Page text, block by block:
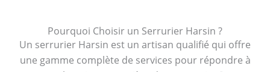
Pourquoi Choisir un Serrurier Harsin ?
Un serrurier Harsin est un artisan qualifié qui offre
une gamme complète de services pour répondre à